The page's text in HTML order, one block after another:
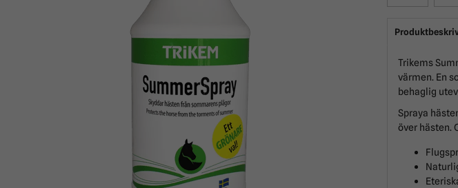
Trikems
värmen. En
behaglig
Spraya
över hästen.